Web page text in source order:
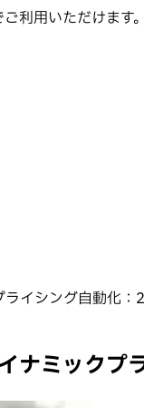
利用いただけます。
イシング自動化：
ナミック